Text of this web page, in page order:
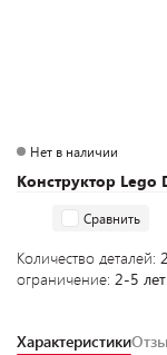
Конструктор
Нет в наличии
Сравнить
Количество деталей:
ограничение: 2-5 лет
Характеристики